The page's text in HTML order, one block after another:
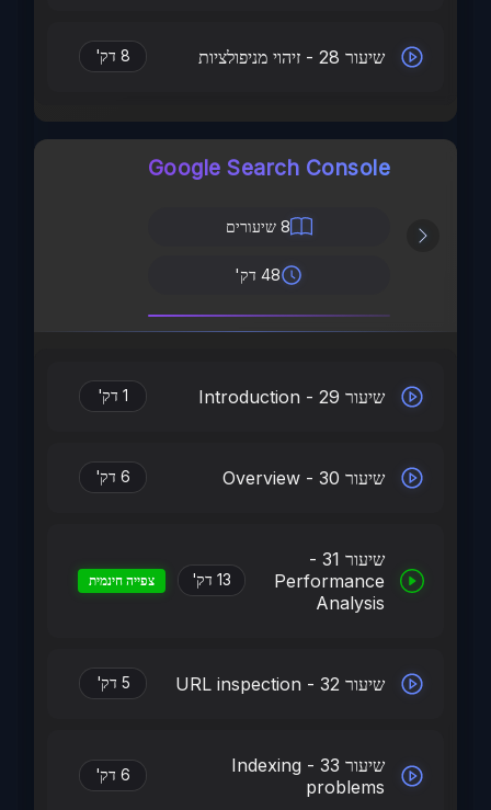
שיעור 28 - זיהוי מניפולציות 8 דק'
Google Search Console
8 שיעורים
48 דק'
שיעור 29 - Introduction 1 דק'
שיעור 30 - Overview 6 דק'
שיעור 31 -
Performance
Analysis
13 דק' צפייה חינמית
שיעור 32 - URL inspection 5 דק'
שיעור 33 - Indexing
problems
6 דק'